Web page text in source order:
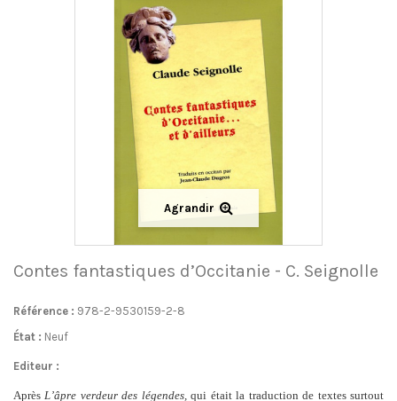
Agrandir
Contes fantastiques d’Occitanie - C. Seignolle
Référence : 978-2-9530159-2-8
État : Neuf
Editeur :
AprèsL’âpre verdeur des légendes,qui était la traduction de textes surtout